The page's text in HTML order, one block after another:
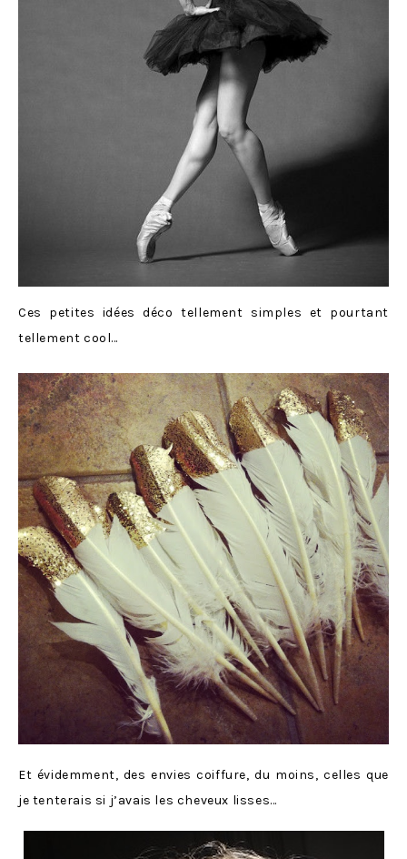
Ces petites idées déco tellement simples et pourtant
tellement cool…
Et évidemment, des envies coiffure, du moins, celles que
je tenterais si j’avais les cheveux lisses…